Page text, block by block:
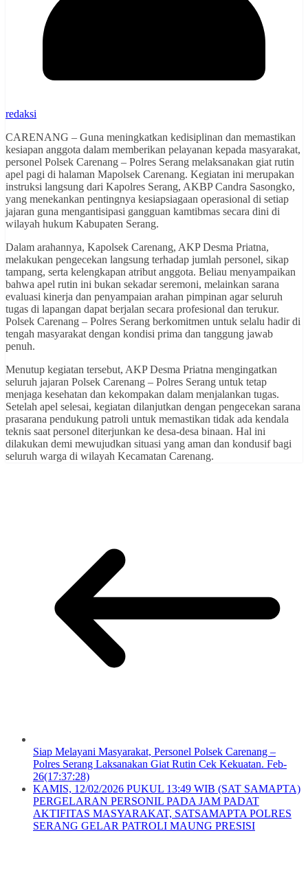
redaksi
CARENANG – Guna meningkatkan kedisiplinan dan memastikan
kesiapan anggota dalam memberikan pelayanan kepada masyarakat,
personel Polsek Carenang – Polres Serang melaksanakan giat rutin
apel pagi di halaman Mapolsek Carenang. Kegiatan ini merupakan
instruksi langsung dari Kapolres Serang, AKBP Candra Sasongko,
yang menekankan pentingnya kesiapsiagaan operasional di setiap
jajaran guna mengantisipasi gangguan kamtibmas secara dini di
wilayah hukum Kabupaten Serang.
Dalam arahannya, Kapolsek Carenang, AKP Desma Priatna,
melakukan pengecekan langsung terhadap jumlah personel, sikap
tampang, serta kelengkapan atribut anggota. Beliau menyampaikan
bahwa apel rutin ini bukan sekadar seremoni, melainkan sarana
evaluasi kinerja dan penyampaian arahan pimpinan agar seluruh
tugas di lapangan dapat berjalan secara profesional dan terukur.
Polsek Carenang – Polres Serang berkomitmen untuk selalu hadir di
tengah masyarakat dengan kondisi prima dan tanggung jawab
penuh.
Menutup kegiatan tersebut, AKP Desma Priatna mengingatkan
seluruh jajaran Polsek Carenang – Polres Serang untuk tetap
menjaga kesehatan dan kekompakan dalam menjalankan tugas.
Setelah apel selesai, kegiatan dilanjutkan dengan pengecekan sarana
prasarana pendukung patroli untuk memastikan tidak ada kendala
teknis saat personel diterjunkan ke desa-desa binaan. Hal ini
dilakukan demi mewujudkan situasi yang aman dan kondusif bagi
seluruh warga di wilayah Kecamatan Carenang.
Siap Melayani Masyarakat, Personel Polsek Carenang –
Polres Serang Laksanakan Giat Rutin Cek Kekuatan. Feb-
26(17:37:28)
KAMIS, 12/02/2026 PUKUL 13:49 WIB (SAT SAMAPTA)
PERGELARAN PERSONIL PADA JAM PADAT
AKTIFITAS MASYARAKAT, SATSAMAPTA POLRES
SERANG GELAR PATROLI MAUNG PRESISI